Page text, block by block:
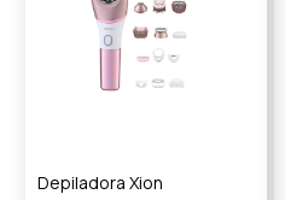
Depiladora Xion